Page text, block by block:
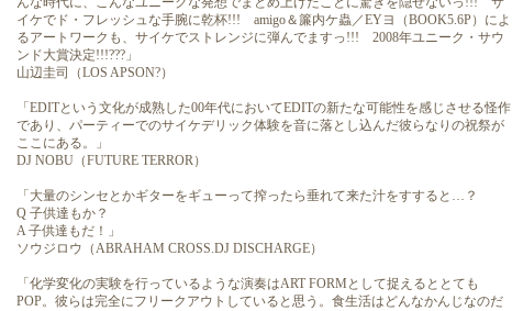
イケでド・フレッシュな手腕に乾杯!!! amigo＆簾内ケ蟲／EYヨ（BOOK5.6P）によ
るアートワークも、サイケでストレンジに弾んでますっ!!! 2008年ユニーク・サウ
ンド大賞決定!!!???」
山辺圭司（LOS APSON?）
「EDITという文化が成熟した00年代においてEDITの新たな可能性を感じさせる怪作
であり、パーティーでのサイケデリック体験を音に落とし込んだ彼らなりの祝祭が
ここにある。」
DJ NOBU（FUTURE TERROR）
「大量のシンセとかギターをギューって搾ったら垂れて来た汁をすすると…？
Q 子供達もか？
A 子供達もだ！」
ソウジロウ（ABRAHAM CROSS.DJ DISCHARGE）
「化学変化の実験を行っているような演奏はART FORMとして捉えるととても
POP。彼らは完全にフリークアウトしていると思う。食生活はどんなかんじなのだ